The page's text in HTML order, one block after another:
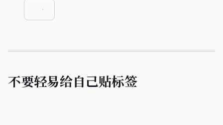
不要轻易给自己贴标签